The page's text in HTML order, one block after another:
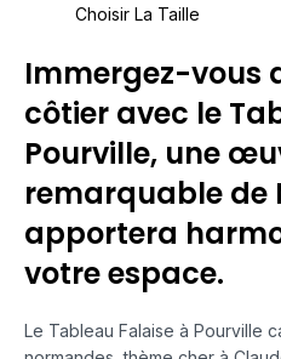
Choisir La Taille
Immergez-vous
côtier avec le
Pourville, une
remarquable de
apportera
votre espace.
Le Tableau Falaise à Pourville